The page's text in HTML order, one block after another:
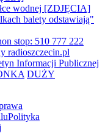
wodnej [ZDJĘCIA]
balety odstawiają"
stop: 510 777 222
radioszczecin.pl
Informacji Publicznej
DUŻY
Polityka